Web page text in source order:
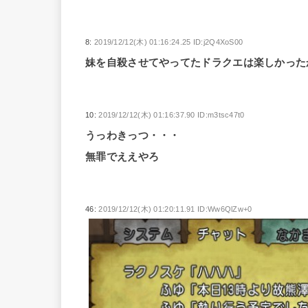
8: 2019/12/12(木) 01:16:24.25 ID:j2Q4XoS00
妹を自殺させてやってたドラクエは楽しかっ
10:2019/12/12(木) 01:16:37.90 ID:m3tsc47t0
うっわきっつ・・・
無罪でええやろ
46:2019/12/12(木) 01:20:11.91 ID:Ww6QlZw+0